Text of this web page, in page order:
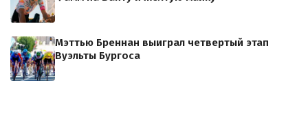
Мэттью Бреннан выиграл четвертый этап
Вуэльты Бургоса